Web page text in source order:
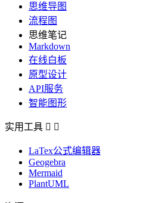
思维导图
流程图
思维笔记
Markdown
在线白板
原型设计
API服务
智能图形
实用工具  
LaTex公式编辑器
Geogebra
Mermaid
PlantUML